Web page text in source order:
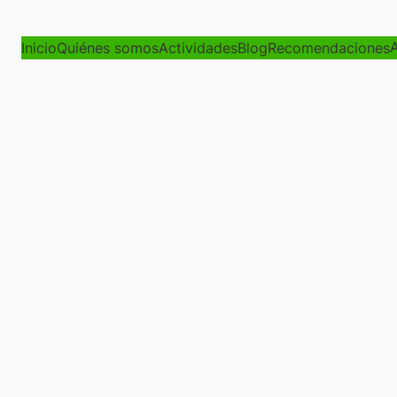
InicioQuiénes somosActividadesBlogRecomendaciones